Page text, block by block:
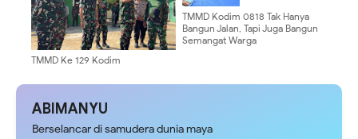
TMMD Ke 129 Kodim
Dari Tim Wasev Mabesad
TMMD Kodim 0818 Tak Hanya
Bangun Jalan, Tapi Juga Bangun
Semangat Warga
ABIMANYU
Berselancar di samudera dunia maya